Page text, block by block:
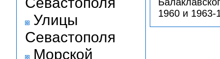
Улицы
Севастополя
Морской
1960 и 1963-